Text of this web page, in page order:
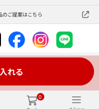
0
れる
のご提案はこちら